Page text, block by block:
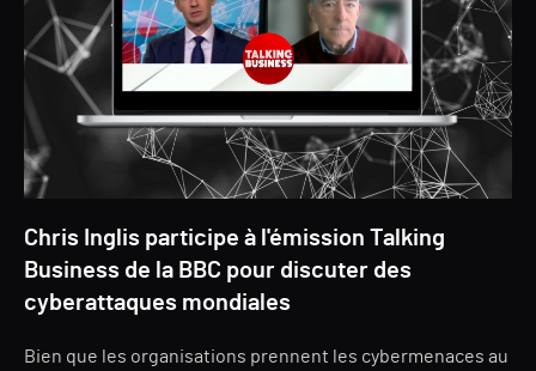
Chris Inglis participe à l'émission Talking
Business de la BBC pour discuter des
cyberattaques mondiales
Bien que les organisations prennent les cybermenaces au